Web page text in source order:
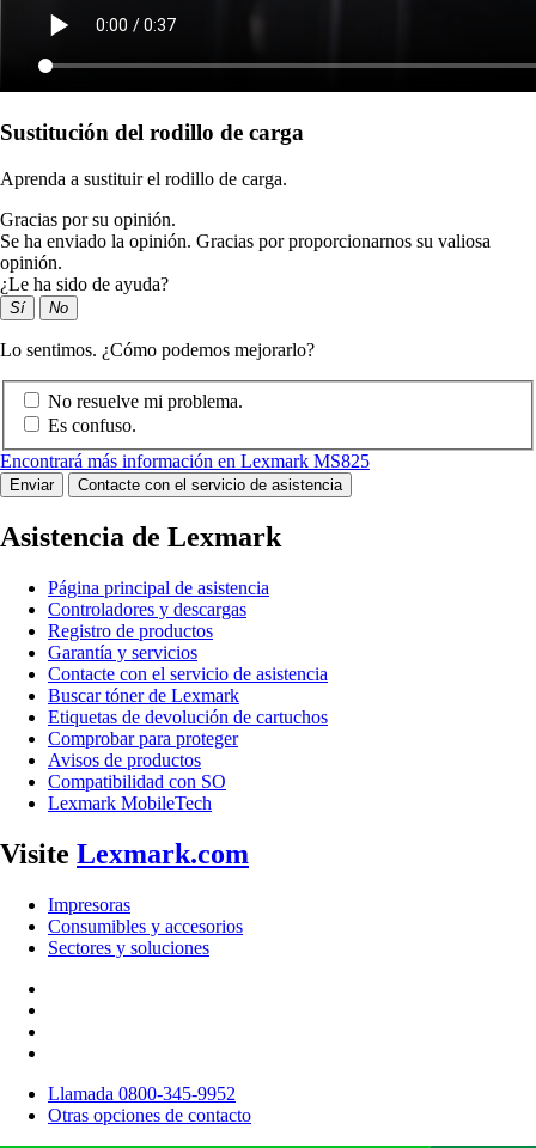
Sustitución del rodillo de carga
Aprenda a sustituir el rodillo de carga.
Gracias por su opinión.
Se ha enviado la opinión. Gracias por proporcionarnos su valiosa
opinión.
¿Le ha sido de ayuda?
Sí No
Lo sentimos. ¿Cómo podemos mejorarlo?
No resuelve mi problema.
Es confuso.
Encontrará más información en Lexmark MS825
Enviar Contacte con el servicio de asistencia
Asistencia de Lexmark
Página principal de asistencia
Controladores y descargas
Registro de productos
Garantía y servicios
Contacte con el servicio de asistencia
Buscar tóner de Lexmark
Etiquetas de devolución de cartuchos
Comprobar para proteger
Avisos de productos
Compatibilidad con SO
Lexmark MobileTech
Visite Lexmark.com
Impresoras
Consumibles y accesorios
Sectores y soluciones
Llamada 0800-345-9952
Otras opciones de contacto